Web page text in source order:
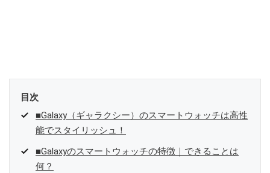
目次
■Galaxy（ギャラクシー）のスマートウォッチは高性
能でスタイリッシュ！
■Galaxyのスマートウォッチの特徴｜できることは
何？